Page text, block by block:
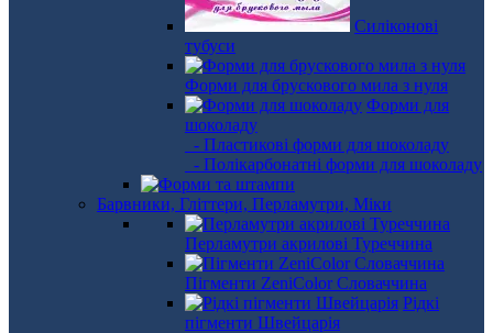
Силіконові
тубуси
Форми для брускового мила з нуля
Форми для
шоколаду
- Пластикові форми для шоколаду
- Полікарбонатні форми для шоколаду
Барвники, Гліттери, Перламутри, Міки
Перламутри акрилові Туреччина
Пігменти ZeniColor Словаччина
Рідкі
пігменти Швейцарія